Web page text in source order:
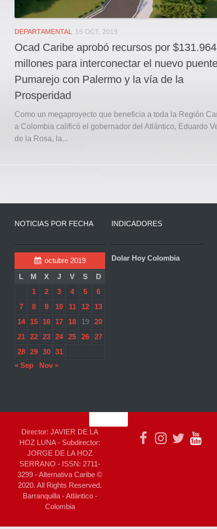
DEPARTAMENTAL 16 OCT, 2019
Ocad Caribe aprobó recursos por $131.964
millones para interconectar el nuevo
Pumarejo con Palermo y la vía de la
Prosperidad
Como un megaproyecto que beneficia a toda la Región
a Colombia calificó el gobernador del Atlántico, Eduardo
de la Rosa, la...
NOTICIAS POR FECHA
octubre 2019
L
M X J V S
D
1
2 3 4 5
6
7
8 9 10 11 12
13
14
15 16 17 18 19
20
21
22 23 24 25 26
27
28
29 30
31
« Sep
Nov »
INDICADORES
Dolar Hoy Colombia
Director: JAVIER DE LA
HOZ LUNA - Subdirector:
JORGE DE LA HOZ
SERRANO - ISSN: 2711-
3299 - Alternativa Caribe ©
2020. All Rights Reserved.
Barranquilla - Atlántico -
Colombia